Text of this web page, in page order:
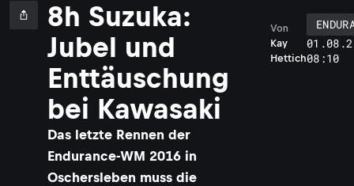
8h Suzuka:
Jubel und
Enttäuschung
bei Kawasaki
Das letzte Rennen der
Endurance-WM 2016 in
Oschersleben muss die
Kay
Hettich
Von
08:10